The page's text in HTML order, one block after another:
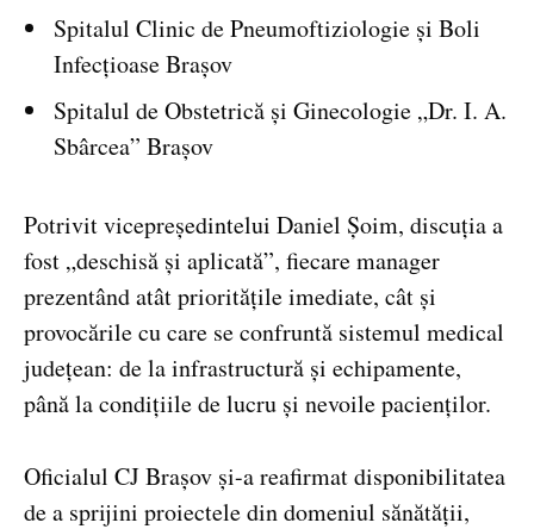
Spitalul Clinic de Pneumoftiziologie și Boli
Infecțioase Brașov
Spitalul de Obstetrică și Ginecologie „Dr. I. A.
Sbârcea” Brașov
Potrivit vicepreședintelui Daniel Șoim, discuția a
fost „deschisă și aplicată”, fiecare manager
prezentând atât prioritățile imediate, cât și
provocările cu care se confruntă sistemul medical
județean: de la infrastructură și echipamente,
până la condițiile de lucru și nevoile pacienților.
Oficialul CJ Brașov și-a reafirmat disponibilitatea
de a sprijini proiectele din domeniul sănătății,